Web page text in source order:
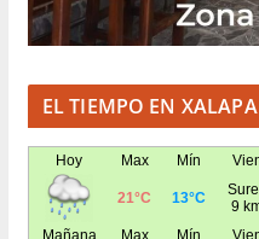
EL TIEMPO EN XALAPA